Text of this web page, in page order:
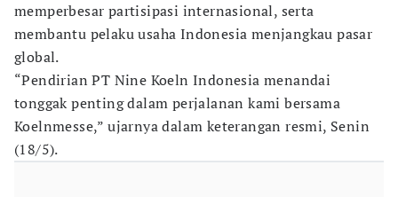
memperbesar partisipasi internasional, serta
membantu pelaku usaha Indonesia menjangkau pasar
global.
“Pendirian PT Nine Koeln Indonesia menandai
tonggak penting dalam perjalanan kami bersama
Koelnmesse,” ujarnya dalam keterangan resmi, Senin
(18/5).